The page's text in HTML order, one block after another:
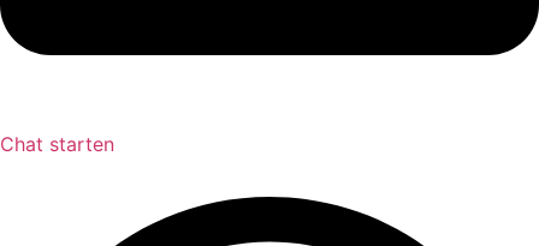
Chat starten